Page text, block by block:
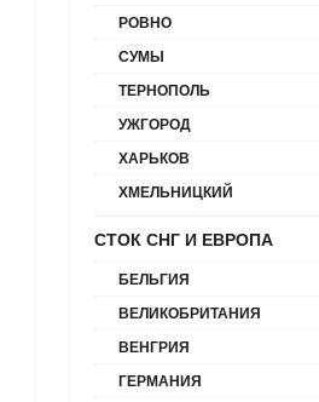
РОВНО
СУМЫ
ТЕРНОПОЛЬ
УЖГОРОД
ХАРЬКОВ
ХМЕЛЬНИЦКИЙ
СТОК СНГ И ЕВРОПА
БЕЛЬГИЯ
ВЕЛИКОБРИТАНИЯ
ВЕНГРИЯ
ГЕРМАНИЯ